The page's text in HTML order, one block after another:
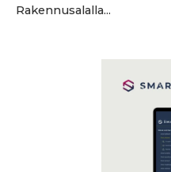
Rakennusalalla...